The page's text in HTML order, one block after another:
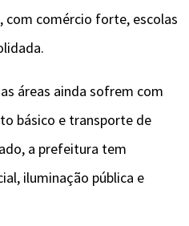
comércio forte, escolas
áreas ainda sofrem com
básico e transporte de
a prefeitura tem
iluminação pública e